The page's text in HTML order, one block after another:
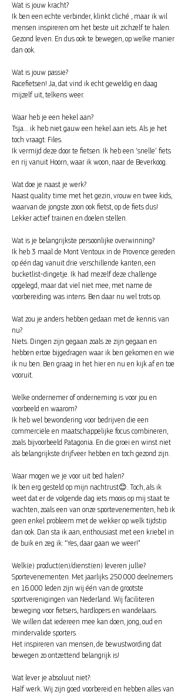
Wat is jouw kracht?
Ik ben een echte verbinder, klinkt cliché , maar ik wil
mensen inspireren om het beste uit zichzelf te halen.
Gezond leven. En dus ook te bewegen, op welke manier
dan ook.
Wat is jouw passie?
Racefietsen! Ja, dat vind ik echt geweldig en daag
mijzelf uit, telkens weer.
Waar heb je een hekel aan?
Tsja… ik heb niet gauw een hekel aan iets. Als je het
toch vraagt: Files.
Ik vermijd deze door te fietsen. Ik heb een ‘snelle’ fiets
en rij vanuit Hoorn, waar ik woon, naar de Beverkoog.
Wat doe je naast je werk?
Naast quality time met het gezin, vrouw en twee kids,
waarvan de jongste zoon ook fietst, op de fiets dus!
Lekker actief trainen en doelen stellen.
Wat is je belangrijkste persoonlijke overwinning?
Ik heb 3 maal de Mont Ventoux in de Provence gereden
op één dag vanuit drie verschillende kanten, een
bucketlist-dingetje. Ik had mezelf deze challenge
opgelegd, maar dat viel niet mee, met name de
voorbereiding was intens. Ben daar nu wel trots op.
Wat zou je anders hebben gedaan met de kennis van
nu?
Niets. Dingen zijn gegaan zoals ze zijn gegaan en
hebben ertoe bijgedragen waar ik ben gekomen en wie
ik nu ben. Ben graag in het hier en nu en kijk af en toe
vooruit.
Welke ondernemer of onderneming is voor jou en
voorbeeld en waarom?
Ik heb wel bewondering voor bedrijven die een
commerciële en maatschappelijke focus combineren,
zoals bijvoorbeeld Patagonia. En die groei en winst niet
als belangrijkste drijfveer hebben en toch gezond zijn.
Waar mogen we je voor uit bed halen?
Ik ben erg gesteld op mijn nachtrust😊. Toch, als ik
weet dat er de volgende dag iets moois op mij staat te
wachten, zoals een van onze sportevenementen, heb ik
geen enkel probleem met de wekker op welk tijdstip
dan ook. Dan sta ik aan, enthousiast met een kriebel in
de buik en zeg ik: “Yes, daar gaan we weer!”
Welk(e) product(en)/dienst(en) leveren jullie?
Sportevenementen. Met jaarlijks 250.000 deelnemers
en 16.000 leden zijn wij één van de grootste
sportverenigingen van Nederland. Wij faciliteren
beweging voor fietsers, hardlopers en wandelaars.
We willen dat iedereen mee kan doen, jong, oud en
mindervalide sporters.
Het inspireren van mensen, de bewustwording dat
bewegen zo ontzettend belangrijk is!
Wat lever je absoluut niet?:
Half werk. Wij zijn goed voorbereid en hebben alles van